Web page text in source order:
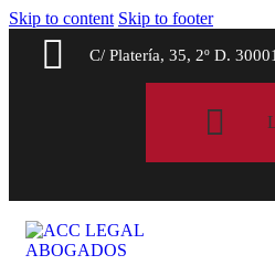
Skip to content Skip to footer
C/ Platería, 35, 2º D.